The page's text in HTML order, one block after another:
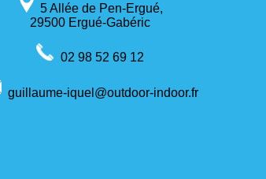
5 Allée de Pen-Ergué,
29500 Ergué-Gabéric
02 98 52 69 12
guillaume-iquel@outdoor-indoor.fr